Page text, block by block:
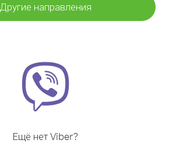
Другие направления
Ещё нет Viber?